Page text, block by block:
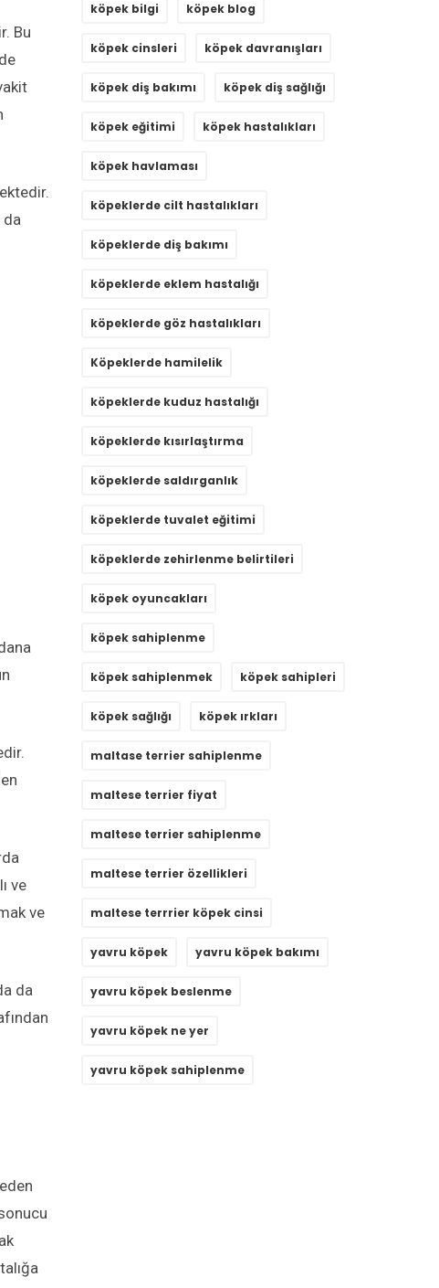
Bu
da
ve
ve
da
köpek bilgi köpek blog
köpek cinsleri köpek davranışları
köpek diş bakımı köpek diş sağlığı
köpek eğitimi köpek hastalıkları
köpek havlaması
köpeklerde cilt hastalıkları
köpeklerde diş bakımı
köpeklerde eklem hastalığı
köpeklerde göz hastalıkları
Köpeklerde hamilelik
köpeklerde kuduz hastalığı
köpeklerde kısırlaştırma
köpeklerde saldırganlık
köpeklerde tuvalet eğitimi
köpeklerde zehirlenme belirtileri
köpek oyuncakları
köpek sahiplenme
köpek sahiplenmek köpek sahipleri
köpek sağlığı köpek ırkları
maltase terrier sahiplenme
maltese terrier fiyat
maltese terrier sahiplenme
maltese terrier özellikleri
maltese terrrier köpek cinsi
yavru köpek yavru köpek bakımı
yavru köpek beslenme
yavru köpek ne yer
yavru köpek sahiplenme